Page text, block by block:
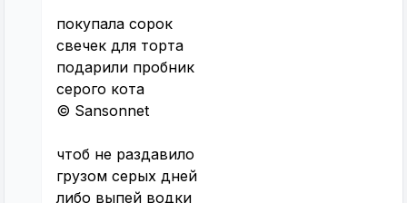
покупала сорок
свечек для торта
подарили пробник
серого кота
© Sansonnet
чтоб не раздавило
грузом серых дней
либо выпей водки